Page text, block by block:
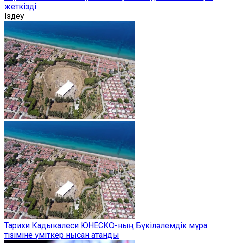
жеткізді
Іздеу
Тарихи Кадыкалеси ЮНЕСКО-ның Бүкіләлемдік мұра
тізіміне үміткер нысан атанды